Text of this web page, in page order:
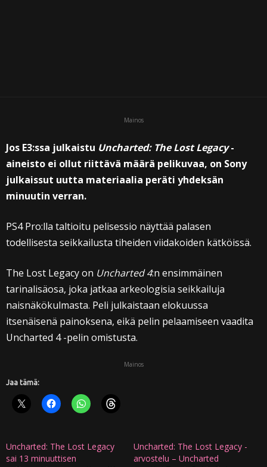
Mainos
Jos E3:ssa julkaistu Uncharted: The Lost Legacy-
aineisto ei ollut riittävä määrä pelikuvaa, on Sony
julkaissut uutta materiaalia peräti yhdeksän
minuutin verran.
PS4 Pro:lla taltioitu pelisessio näyttää palasen
todellisesta seikkailusta tiheiden viidakoiden kätköissä.
The Lost Legacy on Uncharted 4:n ensimmäinen
tarinalisäosa, joka jatkaa arkeologisia seikkailuja
naisnäkökulmasta. Peli julkaistaan elokuussa
itsenäisenä painoksena, eikä pelin pelaamiseen vaadita
Uncharted 4 -pelin omistusta.
Mainos
Jaa tämä:
Uncharted: The Lost Legacy
sai 13 minuuttisen
Uncharted: The Lost Legacy -
arvostelu – Uncharted